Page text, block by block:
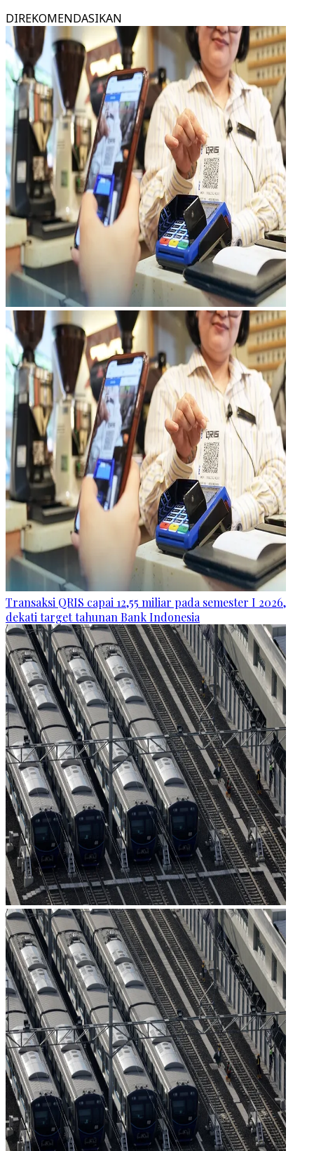
DIREKOMENDASIKAN
Transaksi QRIS capai 12,55 miliar pada semester I 2026,
dekati target tahunan Bank Indonesia